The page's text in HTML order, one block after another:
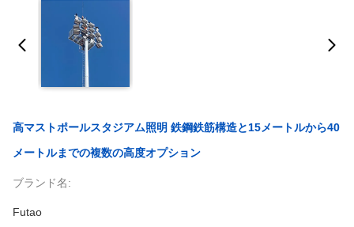
高マストポールスタジアム照明 鉄鋼鉄筋構造と15メートルから40
メートルまでの複数の高度オプション
ブランド名:
Futao